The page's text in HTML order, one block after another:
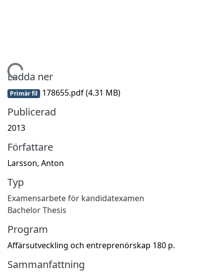
Ladda ner
Primär fil 178655.pdf(4.31 MB)
Publicerad
2013
Författare
Larsson, Anton
Typ
Examensarbete för kandidatexamen
Bachelor Thesis
Program
Affärsutveckling och entreprenörskap 180 p.
Sammanfattning